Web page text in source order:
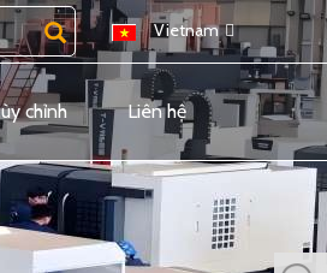
Vietnam
chỉnh Liên hệ